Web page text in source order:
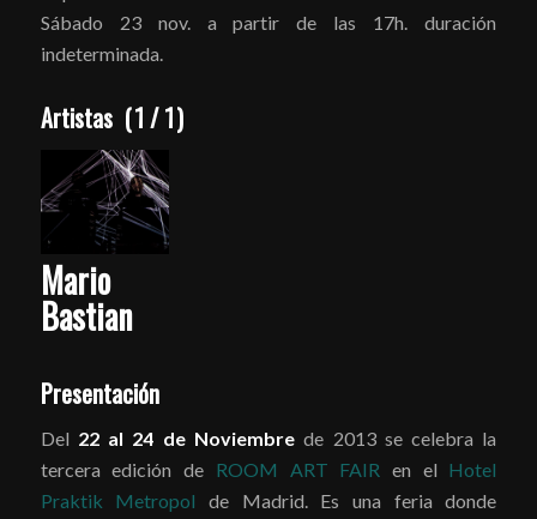
Sábado 23 nov. a partir de las 17h. duración
indeterminada.
Artistas (1 /1)
Mario
Bastian
Presentación
Del 22 al 24 de Noviembre de 2013 se celebra la
tercera edición de ROOM ART FAIR en el Hotel
Praktik Metropol de Madrid. Es una feria donde